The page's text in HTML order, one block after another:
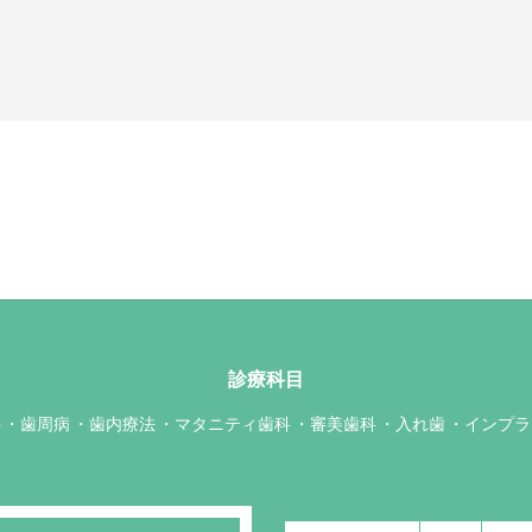
診療科目
歯周病 歯内療法 マタニティ歯科 審美歯科 入れ歯 インプ